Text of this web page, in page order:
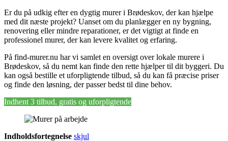
Er du på udkig efter en dygtig murer i Brødeskov, der kan hjælpe
med dit næste projekt? Uanset om du planlægger en ny bygning,
renovering eller mindre reparationer, er det vigtigt at finde en
professionel murer, der kan levere kvalitet og erfaring.
På find-murer.nu har vi samlet en oversigt over lokale murere i
Brødeskov, så du nemt kan finde den rette hjælper til dit byggeri. Du
kan også bestille et uforpligtende tilbud, så du kan få præcise priser
og finde den løsning, der passer bedst til dine behov.
Indhent 3 tilbud, gratis og uforpligtende
Indholdsfortegnelse skjul